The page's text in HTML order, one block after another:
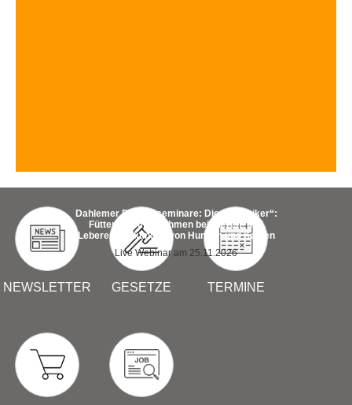
Live-Online-Seminar: Aktuelle Probleme des
Tierschutzes (2026)
NEWSLETTER GESETZE TERMINE